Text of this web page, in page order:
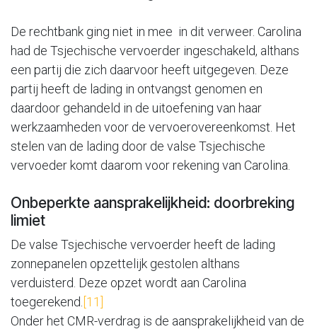
De rechtbank ging niet in mee in dit verweer. Carolina
had de Tsjechische vervoerder ingeschakeld, althans
een partij die zich daarvoor heeft uitgegeven. Deze
partij heeft de lading in ontvangst genomen en
daardoor gehandeld in de uitoefening van haar
werkzaamheden voor de vervoerovereenkomst. Het
stelen van de lading door de valse Tsjechische
vervoeder komt daarom voor rekening van Carolina.
Onbeperkte aansprakelijkheid: doorbreking
limiet
De valse Tsjechische vervoerder heeft de lading
zonnepanelen opzettelijk gestolen althans
verduisterd. Deze opzet wordt aan Carolina
toegerekend. [11]
Onder het CMR-verdrag is de aansprakelijkheid van de